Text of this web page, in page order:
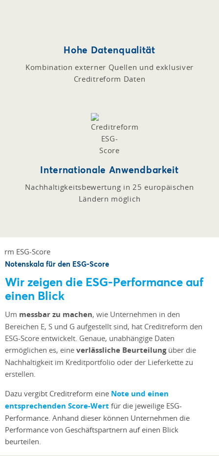
Hohe Datenqualität
Kombination externer Quellen und exklusiver
Creditreform Daten
Internationale Anwendbarkeit
Nachhaltigkeitsbewertung in 25 europäischen
Ländern möglich
Notenskala für den ESG-Score
Wir zeigen die ESG-Performance auf
einen Blick
Um messbar zu machen, wie Unternehmen in den
Bereichen E, S und G aufgestellt sind, hat Creditreform den
ESG-Score entwickelt. Genaue, unabhängige Daten
ermöglichen es, eine verlässliche Beurteilungüber die
Nachhaltigkeit im Kreditportfolio oder der Lieferkette zu
erstellen.
Dazu vergibt Creditreform eine Note und einen
entsprechenden Score-Wert für die jeweilige ESG-
Performance. Anhand dieser können Unternehmen die
Performance von Geschäftspartnern auf einen Blick
beurteilen.